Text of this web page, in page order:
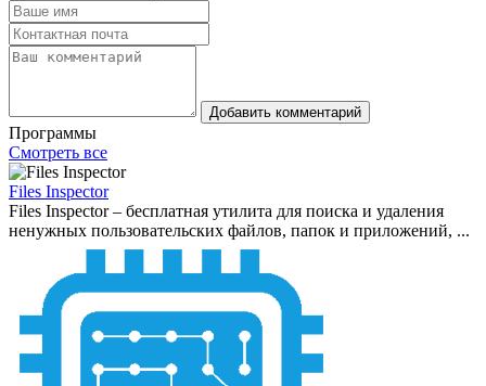
Добавить комментарий
Программы
Смотреть все
Files Inspector
Files Inspector – бесплатная утилита для поиска и удаления
ненужных пользовательских файлов, папок и приложений, ...